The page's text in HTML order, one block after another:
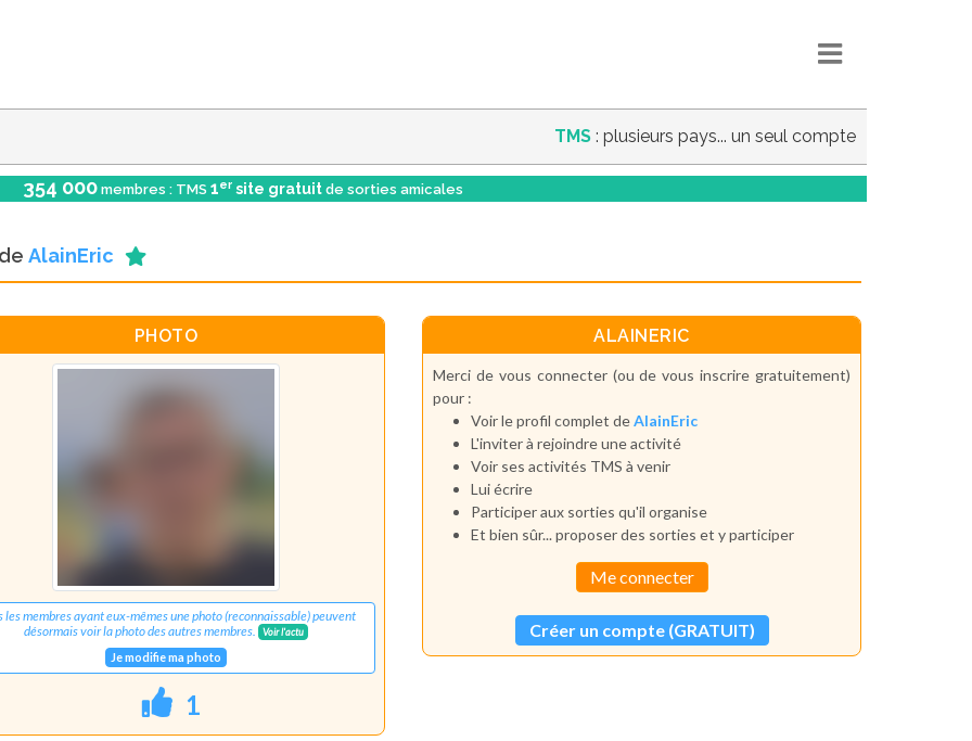
TMS : plusieurs pays... un seul compte
354 000 membres : TMS 1er site gratuit de sorties amicales
AlainEric
PHOTO
les membres ayant eux-mêmes une photo (reconnaissable) peuvent
désormais voir la photo des autres membres.
Voir l'actu
Je modifie ma photo
1
ALAINERIC
Merci de vous connecter (ou de vous inscrire gratuitement)
pour :
Voir le profil complet deAlainEric
L'inviter à rejoindre une activité
Voir ses activités TMS à venir
Lui écrire
Participer aux sorties qu'il organise
Et bien sûr... proposer des sorties et y participer
Me connecter
Créer un compte (GRATUIT)